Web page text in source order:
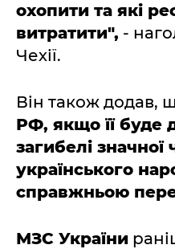
охопити та які
витратити", -
Чехії.
Він також додав,
РФ, якщо її буде
загибелі значної
українського
справжньою
МЗС України